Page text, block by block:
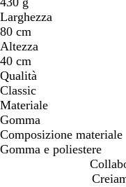
Larghezza
80 cm
Altezza
40 cm
Qualità
Classic
Materiale
Gomma
Composizione materiale
Gomma e poliestere